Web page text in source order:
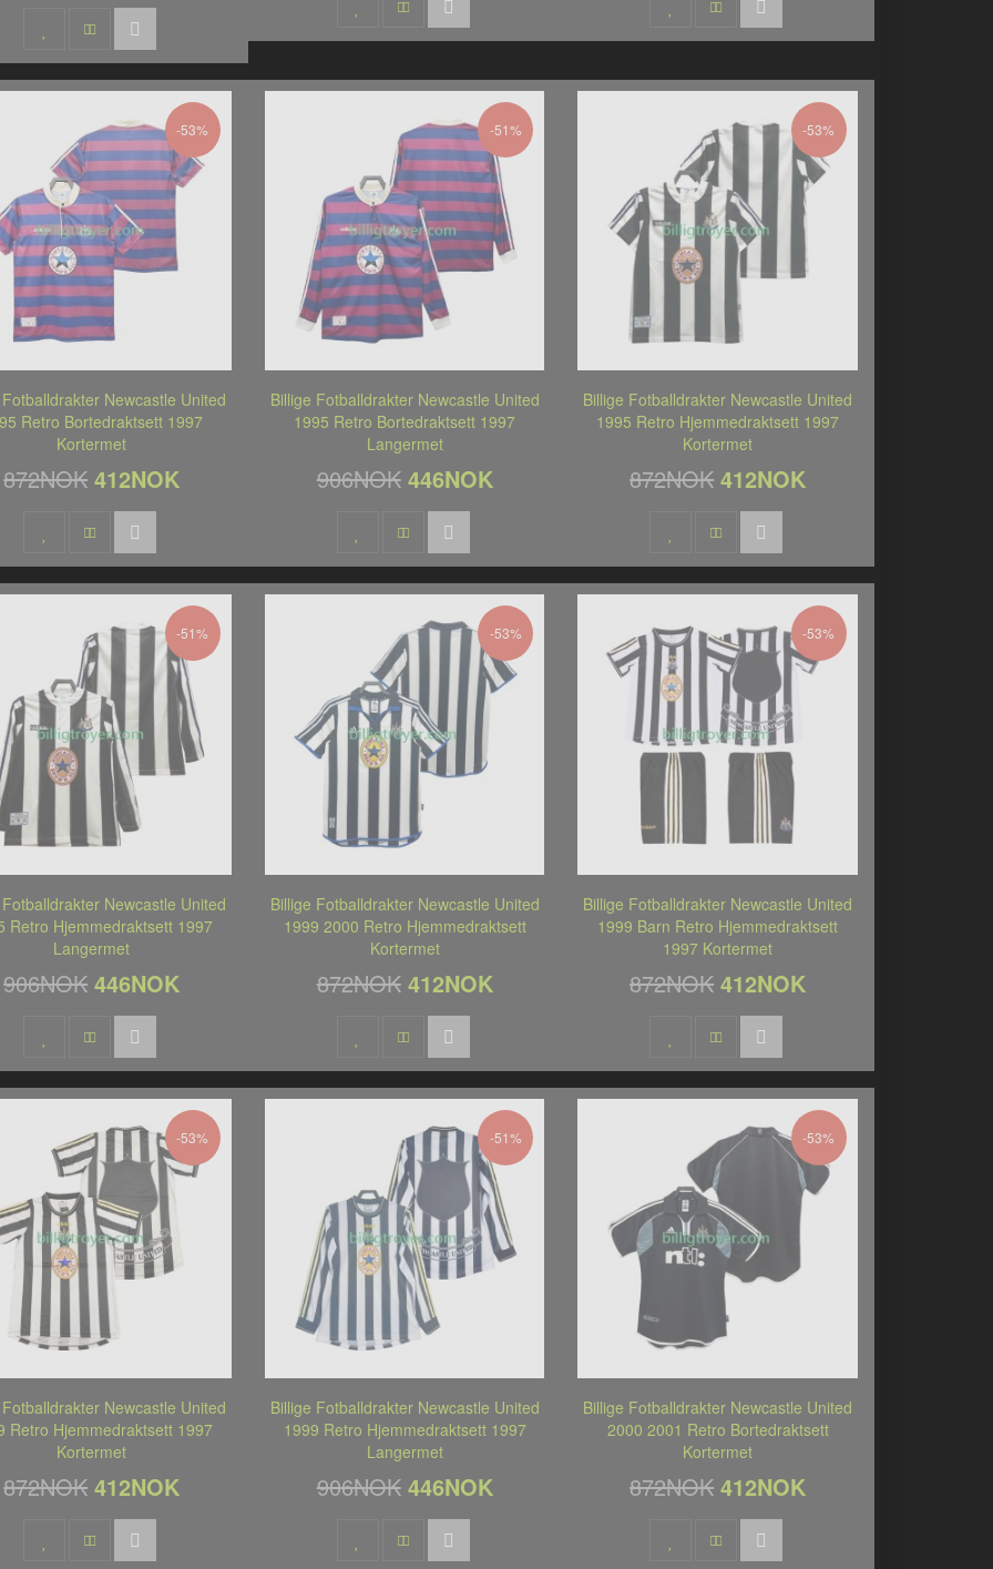
-53%
Newcastle United
Retro Bortedraktsett 1997
Kortermet
872NOK 412NOK
-51%
Billige Fotballdrakter Newcastle United
1995 Retro Bortedraktsett 1997
Langermet
906NOK 446NOK
-53%
Billige Fotballdrakter Newcastle United
1995 Retro Hjemmedraktsett 1997
Kortermet
872NOK 412NOK
-51%
Newcastle United
Retro Hjemmedraktsett 1997
Langermet
906NOK 446NOK
-53%
Billige Fotballdrakter Newcastle United
1999 2000 Retro Hjemmedraktsett
Kortermet
872NOK 412NOK
-53%
Billige Fotballdrakter Newcastle United
1999 Barn Retro Hjemmedraktsett
1997 Kortermet
872NOK 412NOK
-53%
Newcastle United
Retro Hjemmedraktsett 1997
Kortermet
872NOK 412NOK
-51%
Billige Fotballdrakter Newcastle United
1999 Retro Hjemmedraktsett 1997
Langermet
906NOK 446NOK
-53%
Billige Fotballdrakter Newcastle United
2000 2001 Retro Bortedraktsett
Kortermet
872NOK 412NOK